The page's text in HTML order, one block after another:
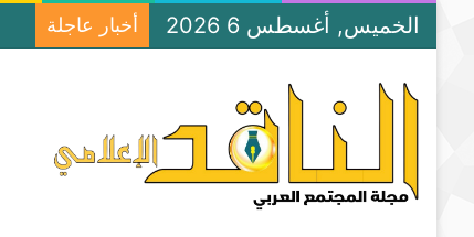
الخميس, أغسطس 6 2026 أخبار عاجلة